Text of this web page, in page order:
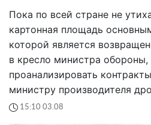
Пока по всей стране не
картонная площадь
которой является
в кресло министра
проанализировать
министру производителя
15:10 03.08